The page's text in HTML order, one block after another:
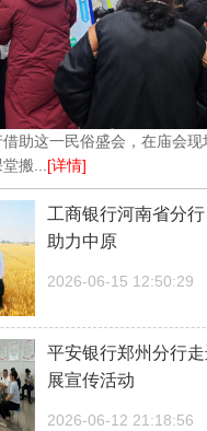
助这一民俗盛会，在庙会
搬... [详情]
工商银行河南省分行
助力中原
2026-06-15 12:50:29
平安银行郑州分行
展宣传活动
2026-06-12 21:18:56